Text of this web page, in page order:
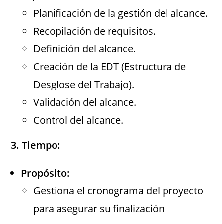
Planificación de la gestión del alcance.
Recopilación de requisitos.
Definición del alcance.
Creación de la EDT (Estructura de
Desglose del Trabajo).
Validación del alcance.
Control del alcance.
3. Tiempo:
Propósito:
Gestiona el cronograma del proyecto
para asegurar su finalización